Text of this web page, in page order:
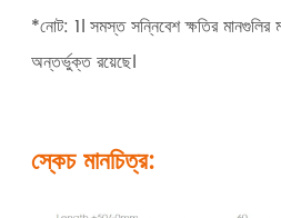
*নোট: 1। সমস্ত সন্নিবেশ ক্ষতির মানগুলির
অন্তর্ভুক্ত রয়েছে।
স্কেচ মানচিত্র: